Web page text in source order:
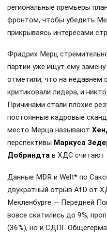
региональные премьеры
фронтом, чтобы убедить
прикрываясь интересами
Фридрих Мерц
партии уже ищут ему
отметили, что на недавнем
критиковали лидера, и
Причинами стали плохие
постоянные кадровые
место Мерца называют
перспективы Маркуса
Добриндта в ХДС считают
Данные MDR и Welt* по
двукратный отрыв AfD от
Мекленбурге — Передней
вовсе скатились до 9%,
(36%), но и СДПГ.